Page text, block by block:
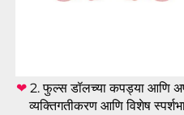
❤ 2. फुल्स डॉलच्या कपड्या आणि
व्यक्तिगतीकरण आणि विशेष